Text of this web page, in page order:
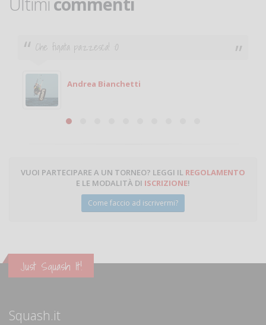
Ciao. Sono a Treviglio da poco e vorrei tornare a
giocare. Se sei in zona e puoi giocare fammi sapere.
Michele
VUOI PARTECIPARE A UN TORNEO? LEGGI IL REGOLAMENTO
E LE MODALITÀ DI ISCRIZIONE!
Come faccio ad iscrivermi?
Just Squash It!
Squash.it